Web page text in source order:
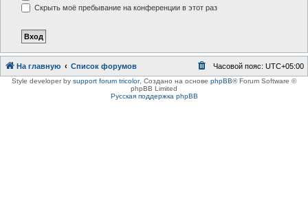
Скрыть моё пребывание на конференции в этот раз
На главную Список форумов Часовой пояс: UTC+05:00
Style developer by support forum tricolor, Создано на основе phpBB® Forum Software ©
phpBB Limited
Русская поддержка phpBB